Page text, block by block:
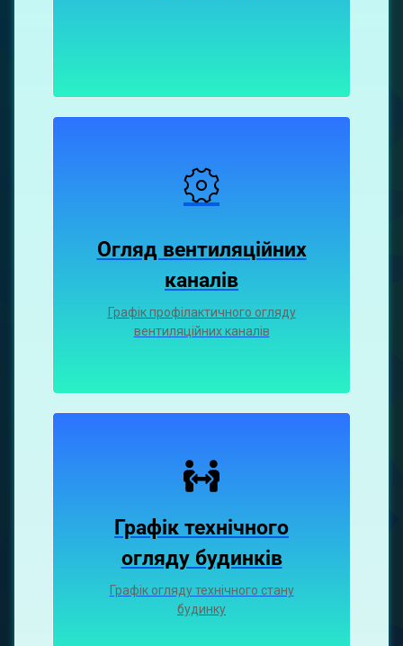
Огляд вентиляційних
каналiв
Графiк профiлактичного огляду
вентиляцiйних каналiв
Графік технічного
огляду будинків
Графік огляду технічного стану
будинку